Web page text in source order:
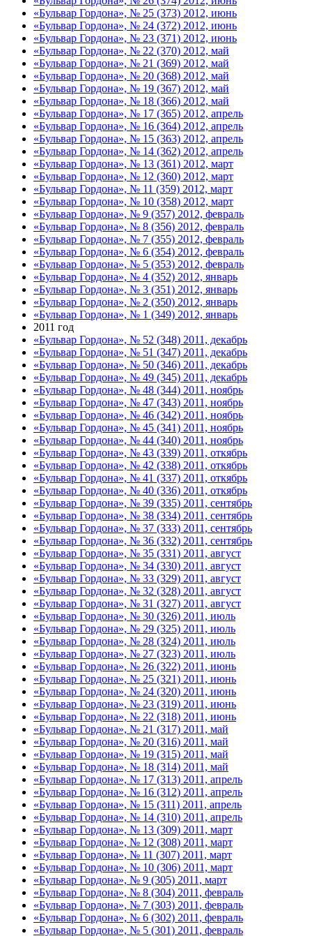
«Бульвар Гордона», № 25 (373) 2012, июнь
«Бульвар Гордона», № 24 (372) 2012, июнь
«Бульвар Гордона», № 23 (371) 2012, июнь
«Бульвар Гордона», № 22 (370) 2012, май
«Бульвар Гордона», № 21 (369) 2012, май
«Бульвар Гордона», № 20 (368) 2012, май
«Бульвар Гордона», № 19 (367) 2012, май
«Бульвар Гордона», № 18 (366) 2012, май
«Бульвар Гордона», № 17 (365) 2012, апрель
«Бульвар Гордона», № 16 (364) 2012, апрель
«Бульвар Гордона», № 15 (363) 2012, апрель
«Бульвар Гордона», № 14 (362) 2012, апрель
«Бульвар Гордона», № 13 (361) 2012, март
«Бульвар Гордона», № 12 (360) 2012, март
«Бульвар Гордона», № 11 (359) 2012, март
«Бульвар Гордона», № 10 (358) 2012, март
«Бульвар Гордона», № 9 (357) 2012, февраль
«Бульвар Гордона», № 8 (356) 2012, февраль
«Бульвар Гордона», № 7 (355) 2012, февраль
«Бульвар Гордона», № 6 (354) 2012, февраль
«Бульвар Гордона», № 5 (353) 2012, февраль
«Бульвар Гордона», № 4 (352) 2012, январь
«Бульвар Гордона», № 3 (351) 2012, январь
«Бульвар Гордона», № 2 (350) 2012, январь
«Бульвар Гордона», № 1 (349) 2012, январь
2011 год
«Бульвар Гордона», № 52 (348) 2011, декабрь
«Бульвар Гордона», № 51 (347) 2011, декабрь
«Бульвар Гордона», № 50 (346) 2011, декабрь
«Бульвар Гордона», № 49 (345) 2011, декабрь
«Бульвар Гордона», № 48 (344) 2011, ноябрь
«Бульвар Гордона», № 47 (343) 2011, ноябрь
«Бульвар Гордона», № 46 (342) 2011, ноябрь
«Бульвар Гордона», № 45 (341) 2011, ноябрь
«Бульвар Гордона», № 44 (340) 2011, ноябрь
«Бульвар Гордона», № 43 (339) 2011, откябрь
«Бульвар Гордона», № 42 (338) 2011, откябрь
«Бульвар Гордона», № 41 (337) 2011, откябрь
«Бульвар Гордона», № 40 (336) 2011, откябрь
«Бульвар Гордона», № 39 (335) 2011, сентябрь
«Бульвар Гордона», № 38 (334) 2011, сентябрь
«Бульвар Гордона», № 37 (333) 2011, сентябрь
«Бульвар Гордона», № 36 (332) 2011, сентябрь
«Бульвар Гордона», № 35 (331) 2011, август
«Бульвар Гордона», № 34 (330) 2011, август
«Бульвар Гордона», № 33 (329) 2011, август
«Бульвар Гордона», № 32 (328) 2011, август
«Бульвар Гордона», № 31 (327) 2011, август
«Бульвар Гордона», № 30 (326) 2011, июль
«Бульвар Гордона», № 29 (325) 2011, июль
«Бульвар Гордона», № 28 (324) 2011, июль
«Бульвар Гордона», № 27 (323) 2011, июль
«Бульвар Гордона», № 26 (322) 2011, июнь
«Бульвар Гордона», № 25 (321) 2011, июнь
«Бульвар Гордона», № 24 (320) 2011, июнь
«Бульвар Гордона», № 23 (319) 2011, июнь
«Бульвар Гордона», № 22 (318) 2011, июнь
«Бульвар Гордона», № 21 (317) 2011, май
«Бульвар Гордона», № 20 (316) 2011, май
«Бульвар Гордона», № 19 (315) 2011, май
«Бульвар Гордона», № 18 (314) 2011, май
«Бульвар Гордона», № 17 (313) 2011, апрель
«Бульвар Гордона», № 16 (312) 2011, апрель
«Бульвар Гордона», № 15 (311) 2011, апрель
«Бульвар Гордона», № 14 (310) 2011, апрель
«Бульвар Гордона», № 13 (309) 2011, март
«Бульвар Гордона», № 12 (308) 2011, март
«Бульвар Гордона», № 11 (307) 2011, март
«Бульвар Гордона», № 10 (306) 2011, март
«Бульвар Гордона», № 9 (305) 2011, март
«Бульвар Гордона», № 8 (304) 2011, февраль
«Бульвар Гордона», № 7 (303) 2011, февраль
«Бульвар Гордона», № 6 (302) 2011, февраль
«Бульвар Гордона», № 5 (301) 2011, февраль